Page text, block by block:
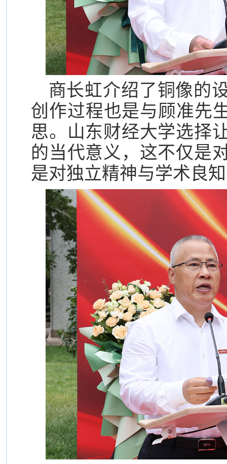
商长虹介绍了铜像的
创作过程也是与顾准先
思。山东财经大学选择
的当代意义，这不仅是
是对独立精神与学术良